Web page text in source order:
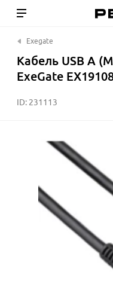
Exegate
Кабель USB A
ExeGate
ID: 231113